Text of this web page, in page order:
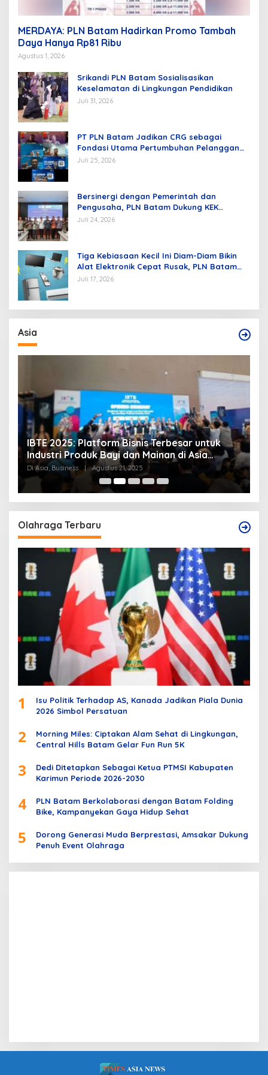
MERDAYA: PLN Batam Hadirkan Promo Tambah
Daya Hanya Rp81 Ribu
Agustus 1, 2026
Srikandi PLN Batam Sosialisasikan
Keselamatan di Lingkungan Pendidikan
Juli 31, 2026
PT PLN Batam Jadikan CRG sebagai
Fondasi Utama Pertumbuhan Pelanggan
dan Pembangunan Infrastruktur
Juli 25, 2026
Bersinergi dengan Pemerintah dan
Pengusaha, PLN Batam Dukung KEK
Tanjung Sauh sebagai Hub Energi Baru
Juli 24, 2026
Tiga Kebiasaan Kecil Ini Diam-Diam Bikin
Alat Elektronik Cepat Rusak, PLN Batam
Berikan Tips Mengatasinya
Juli 17, 2026
Asia
IBTE 2025: Platform Bisnis Terbesar untuk
Industri Produk Bayi dan Mainan di Asia
Tenggara
Di Asia, Business | Agustus 21, 2025
Olahraga Terbaru
1
Isu Politik Terhadap AS, Kanada Jadikan Piala Dunia
2026 Simbol Persatuan
2
Morning Miles: Ciptakan Alam Sehat di Lingkungan,
Central Hills Batam Gelar Fun Run 5K
3
Dedi Ditetapkan Sebagai Ketua PTMSI Kabupaten
Karimun Periode 2026-2030
4
PLN Batam Berkolaborasi dengan Batam Folding
Bike, Kampanyekan Gaya Hidup Sehat
5
Dorong Generasi Muda Berprestasi, Amsakar Dukung
Penuh Event Olahraga